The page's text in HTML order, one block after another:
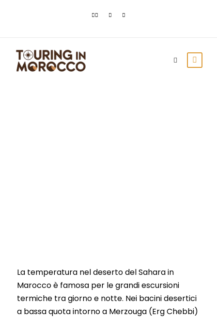
La temperatura nel deserto del Sahara in
Marocco è famosa per le grandi escursioni
termiche tra giorno e notte. Nei bacini desertici
a bassa quota intorno a Merzouga (Erg Chebbi)